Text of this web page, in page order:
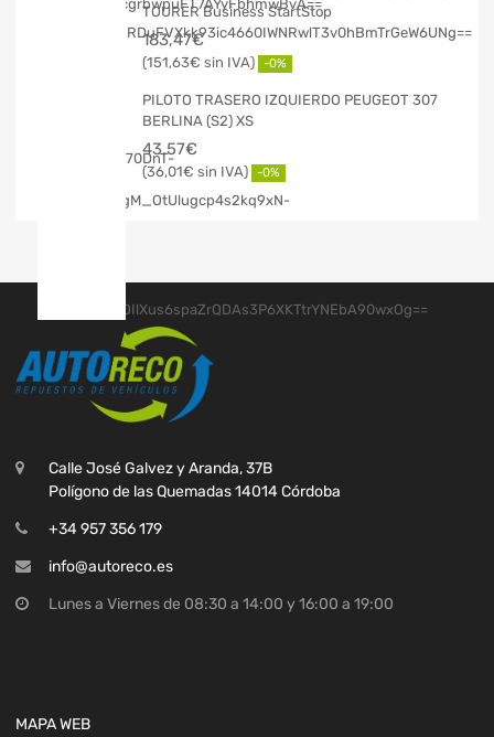
TOURER Business StartStop
183,47€
151,63€ -0%
PILOTO TRASERO IZQUIERDO PEUGEOT 307
BERLINA (S2) XS
43,57€
36,01€ -0%
Calle José Galvez y Aranda, 37B
Polígono de las Quemadas 14014 Córdoba
+34 957 356 179
info@autoreco.es
Lunes a Viernes de 08:30 a 14:00 y 16:00 a 19:00
MAPA WEB